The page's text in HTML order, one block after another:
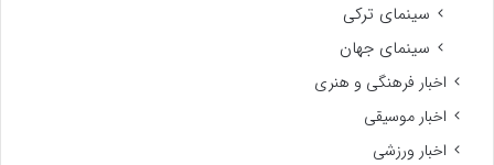
سینمای ترکی
سینمای جهان
اخبار فرهنگی و هنری
اخبار موسیقی
اخبار ورزشی